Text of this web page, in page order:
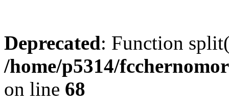
Deprecated: Function
/home/p5314/
on line 68